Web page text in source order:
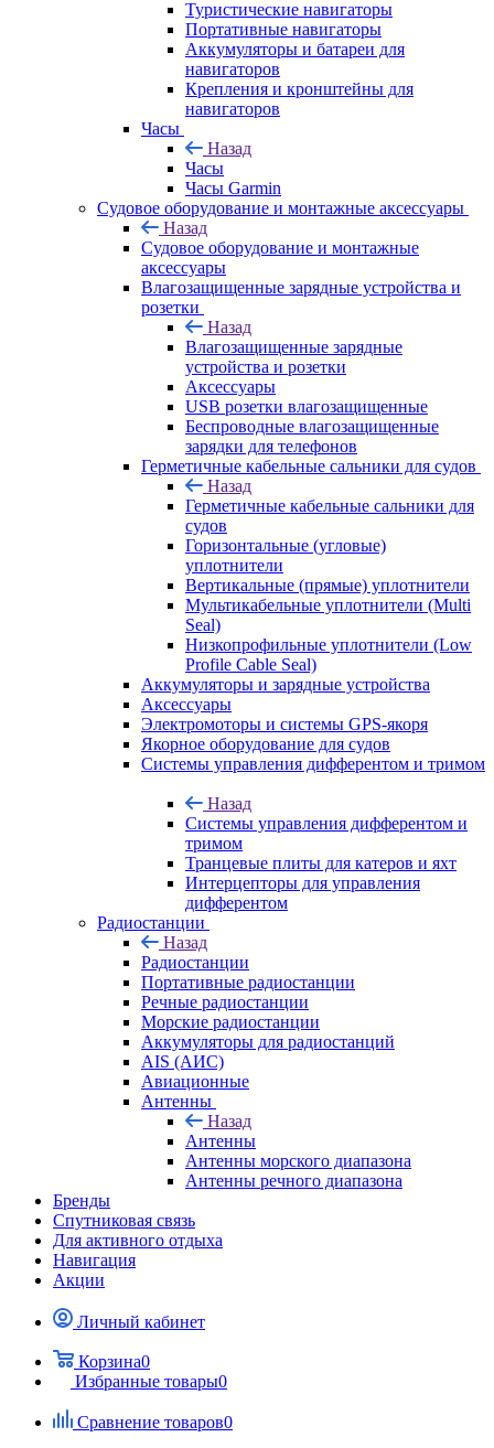
Туристические навигаторы
Портативные навигаторы
Аккумуляторы и батареи для
навигаторов
Крепления и кронштейны для
навигаторов
Часы
Назад
Часы
Часы Garmin
Судовое оборудование и монтажные аксессуары
Назад
Судовое оборудование и монтажные
аксессуары
Влагозащищенные зарядные устройства и
розетки
Назад
Влагозащищенные зарядные
устройства и розетки
Аксессуары
USB розетки влагозащищенные
Беспроводные влагозащищенные
зарядки для телефонов
Герметичные кабельные сальники для судов
Назад
Герметичные кабельные сальники для
судов
Горизонтальные (угловые)
уплотнители
Вертикальные (прямые) уплотнители
Мультикабельные уплотнители (Multi
Seal)
Низкопрофильные уплотнители (Low
Profile Cable Seal)
Аккумуляторы и зарядные устройства
Аксессуары
Электромоторы и системы GPS-якоря
Якорное оборудование для судов
Системы управления дифферентом и тримом
Назад
Системы управления дифферентом и
тримом
Транцевые плиты для катеров и яхт
Интерцепторы для управления
дифферентом
Радиостанции
Назад
Радиостанции
Портативные радиостанции
Речные радиостанции
Морские радиостанции
Аккумуляторы для радиостанций
AIS (АИС)
Авиационные
Антенны
Назад
Антенны
Антенны морского диапазона
Антенны речного диапазона
Бренды
Спутниковая связь
Для активного отдыха
Навигация
Акции
Личный кабинет
Корзина0
Избранные товары0
Сравнение товаров0